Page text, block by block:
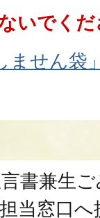
いでく
ません袋
書兼生
当窓口